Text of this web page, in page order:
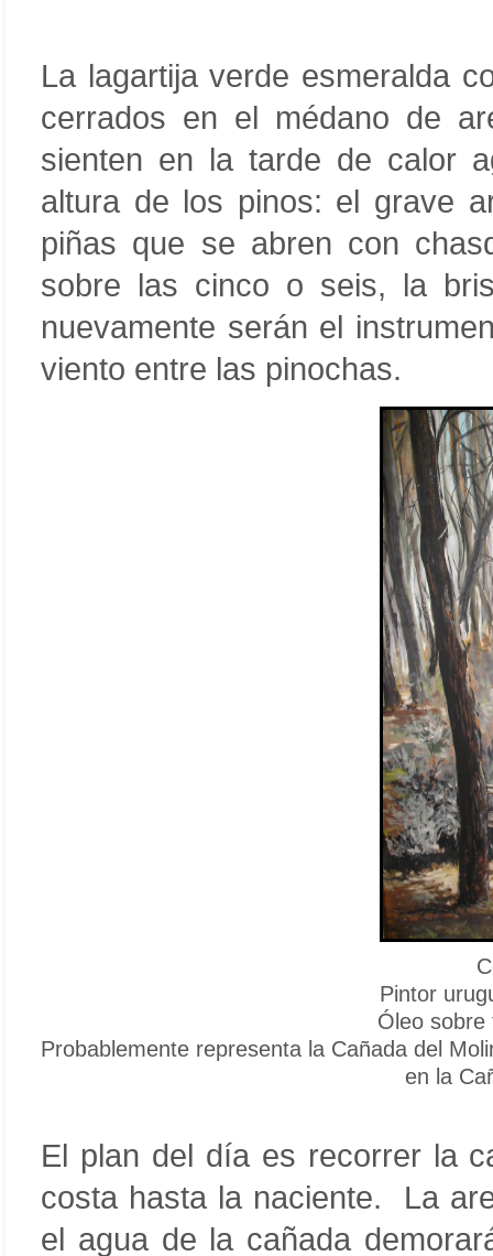
La lagartija verde esmeralda
cerrados en el médano de
sienten en la tarde de calor
altura de los pinos: el grave
piñas que se abren con
sobre las cinco o seis, la
nuevamente serán el
viento entre las pinochas.
Pintor
Óleo sobre
Probablemente representa la Cañada del
en la
El plan del día es recorrer la
costa hasta la naciente. La
el agua de la cañada